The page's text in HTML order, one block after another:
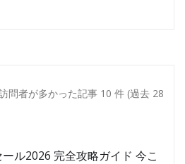
訪問者が多かった記事 10 件 (過去 28
ル2026 完全攻略ガイド 今こ